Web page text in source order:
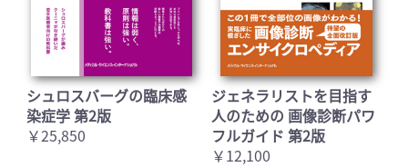
シュロスバーグの臨床感
染症学 第2版
￥25,850
ジェネラリストを目指す
人のための 画像診断パワ
フルガイド 第2版
￥12,100